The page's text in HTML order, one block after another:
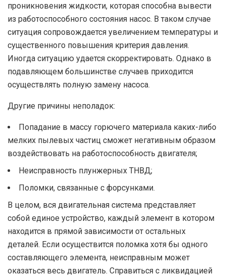
проникновения жидкости, которая способна вывести
из работоспособного состояния насос. В таком случае
ситуация сопровождается увеличением температуры и
существенного повышения критерия давления.
Иногда ситуацию удается скорректировать. Однако в
подавляющем большинстве случаев приходится
осуществлять полную замену насоса.
Другие причины неполадок:
Попадание в массу горючего материала каких-либо
мелких пылевых частиц сможет негативным образом
воздействовать на работоспособность двигателя;
Неисправность плунжерных ТНВД;
Поломки, связанные с форсунками.
В целом, вся двигательная система представляет
собой единое устройство, каждый элемент в котором
находится в прямой зависимости от остальных
деталей. Если осуществится поломка хотя бы одного
составляющего элемента, неисправным может
оказаться весь двигатель. Справиться с ликвидацией